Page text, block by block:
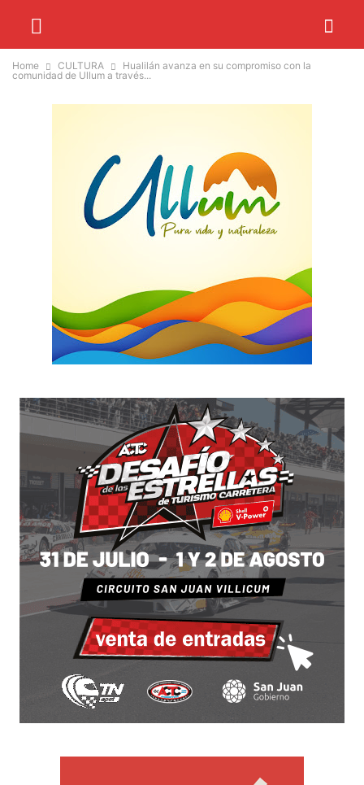
Home CULTURA
Hualilán avanza en su compromiso con la
comunidad de Ullum a través...